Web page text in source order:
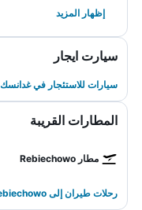
إظهار المزيد
سيارت ايجار
سيارات للاستئجار في غدانسك
المطارات القريبة
مطار Rebiechowo
رحلات طيران إلى Rebiechowo